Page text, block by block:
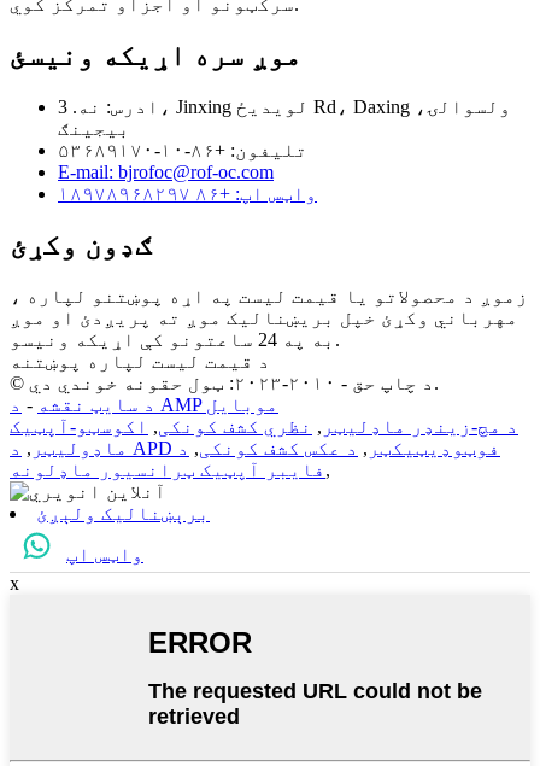
سرکټونو او اجزاو تمرکز کوي.
موږ سره اړیکه ونیسئ
ادرس: نه. 3، Jinxing لویدیځ Rd، Daxing ولسوالۍ،
بیجینګ
تلیفون: +۸۶-۱۰-۵۳۶۸۹۱۷۰
E-mail: bjrofoc@rof-oc.com
واټس اپ: +۸۶ ۱۸۹۷۸۹۶۸۲۹۷
ګډون وکړئ
زموږ د محصولاتو یا قیمت لیست په اړه پوښتنو لپاره ،
مهرباني وکړئ خپل بریښنالیک موږ ته پریږدئ او موږ
به په 24 ساعتونو کې اړیکه ونیسو.
د قیمت لیست لپاره پوښتنه
© د چاپ حق - ۲۰۱۰-۲۰۲۳: ټول حقونه خوندي دي.
د سایټ نقشه -
د AMP موبایل
د مچ-زینډر ماډلیټر , نظري کشف کونکی, اکوسټو-آپټیک
ماډولیټر , د APD فوټوډیټیکټر , د عکس کشف کونکی, د
فایبر آپټیک ټرانسیور ماډلونه ,
برېښنالیک ولېږئ
واټس اپ
x